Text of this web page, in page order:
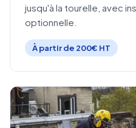
jusqu'à la tourelle, avec
optionnelle.
À partir de 200€ HT